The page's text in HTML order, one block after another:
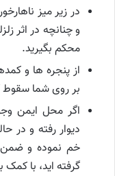
در زیر میز
و چنانچه در اثر
محکم بگیرید.
از پنجره ها و
بر روی شما سقوط
اگر محل ایمن
دیوار رفته و در
خم نموده و
گرفته اید، با